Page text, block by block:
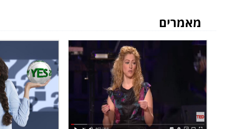
מאמרים